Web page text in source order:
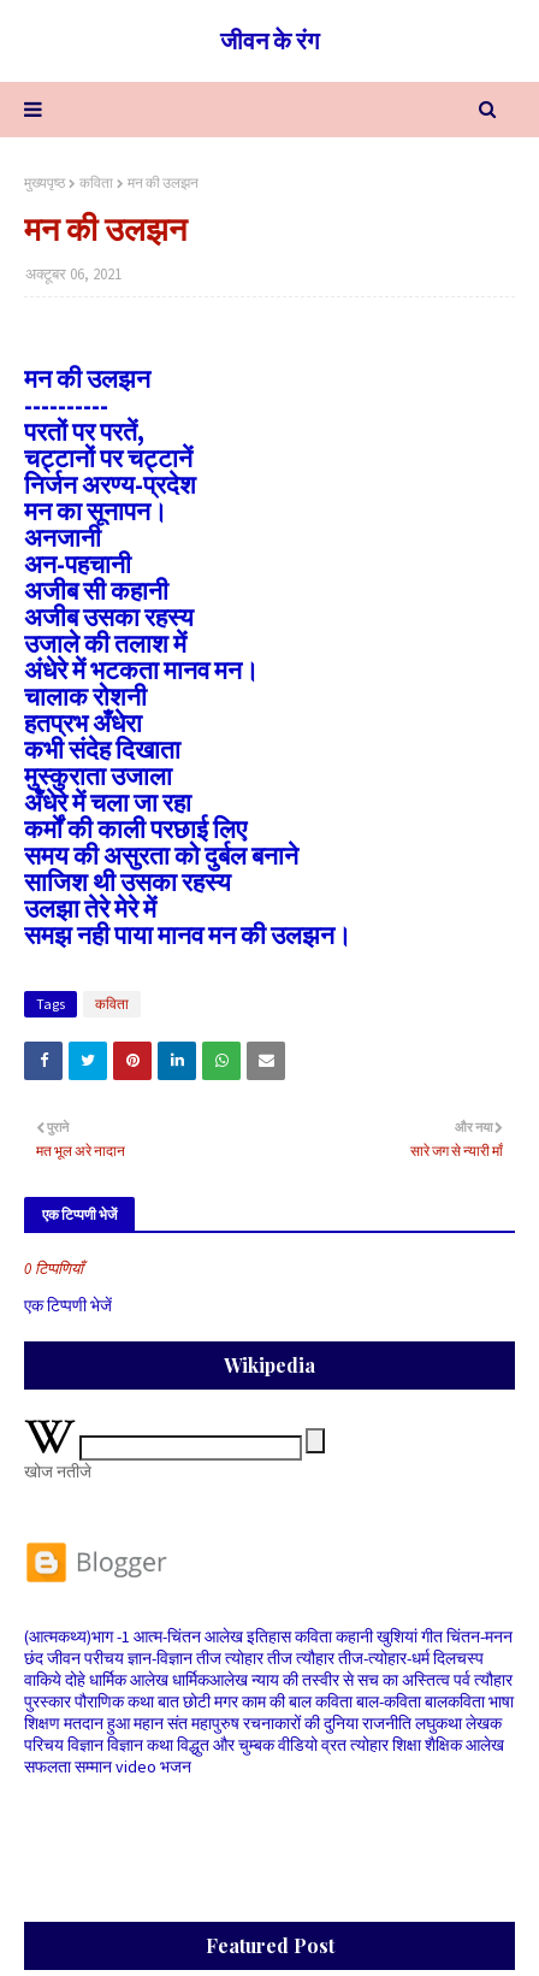
जीवन के रंग
मुख्यपृष्ठ कविता मन की उलझन
मन की उलझन
अक्टूबर 06, 2021
मन की उलझन
----------
परतों पर परतें,
चट्टानों पर चट्टानें
निर्जन अरण्य-प्रदेश
मन का सूनापन।
अनजानी
अन-पहचानी
अजीब सी कहानी
अजीब उसका रहस्य
उजाले की तलाश में
अंधेरे में भटकता मानव मन।
चालाक रोशनी
हतप्रभ अँधेरा
कभी संदेह दिखाता
मुस्कुराता उजाला
अँधेरे में चला जा रहा
कर्मों की काली परछाई लिए
समय की असुरता को दुर्बल बनाने
साजिश थी उसका रहस्य
उलझा तेरे मेरे में
समझ नही पाया मानव मन की उलझन।
Tags कविता
और नया
सारे जग से न्यारी माँ
पुराने
मत भूल अरे नादान
एक टिप्पणी भेजें
0 टिप्पणियाँ
एक टिप्पणी भेजें
Wikipedia
खोज नतीजे
(आत्मकथ्य)भाग -1 आत्म-चिंतनआलेखइतिहासकविताकहानीखुशियांगीतचिंतन-मनन
छंदजीवन परीचयज्ञान-विज्ञानतीज त्योहारतीज त्यौहारतीज-त्योहार-धर्मदिलचस्प
वाकियेदोहेधार्मिक आलेखधार्मिकआलेखन्याय की तस्वीर से सच का अस्तित्वपर्व त्यौहार
पुरस्कारपौराणिक कथाबात छोटी मगर काम कीबाल कविताबाल-कविताबालकविताभाषा
शिक्षणमतदान हुआमहान संतमहापुरुषरचनाकारों की दुनियाराजनीतिलघुकथालेखक
परिचयविज्ञानविज्ञान कथाविद्धुत और चुम्बकवीडियोव्रत त्योहारशिक्षाशैक्षिक आलेख
सफलतासम्मानvideo भजन
Featured Post